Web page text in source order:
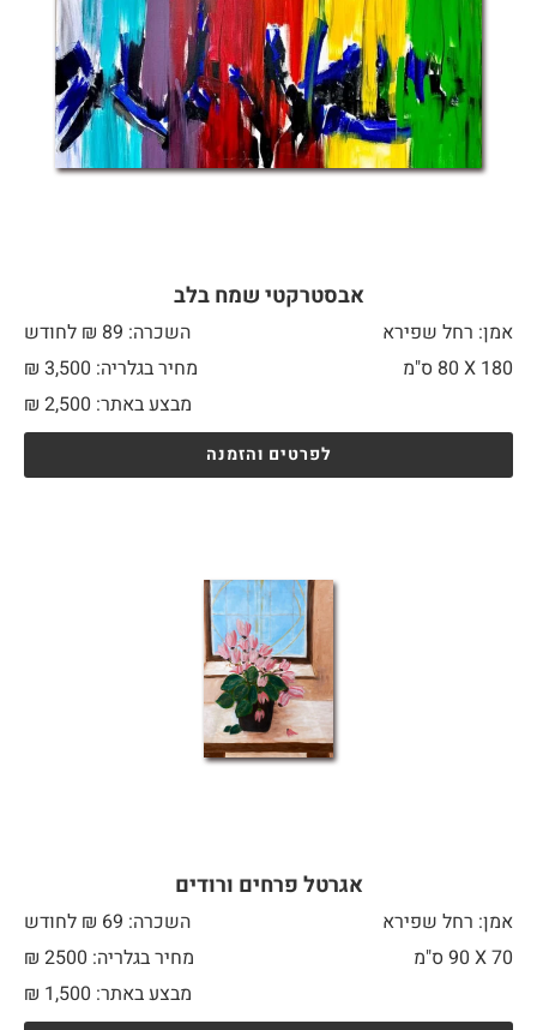
אבסטרקטי שמח בלב
אמן: רחל שפירא
השכרה: 89 ₪ לחודש
180 X
מחיר בגלריה: 3,500 ₪
מבצע באתר:
₪ 2,500
לפרטים והזמנה
אגרטל פרחים ורודים
אמן: רחל שפירא
השכרה: 69 ₪ לחודש
70 X
מחיר בגלריה: 2500 ₪
מבצע באתר:
₪ 1,500